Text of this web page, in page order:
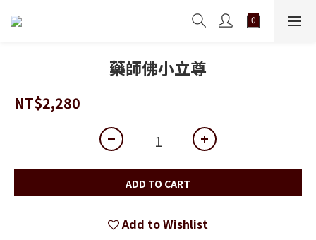
藥師佛小立尊
NT$2,280
ADD TO CART
Add to Wishlist